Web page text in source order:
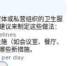
或私营组织的卫生服
议来制定这些做法：
（如会议室、餐厅、
些新措施。
day.